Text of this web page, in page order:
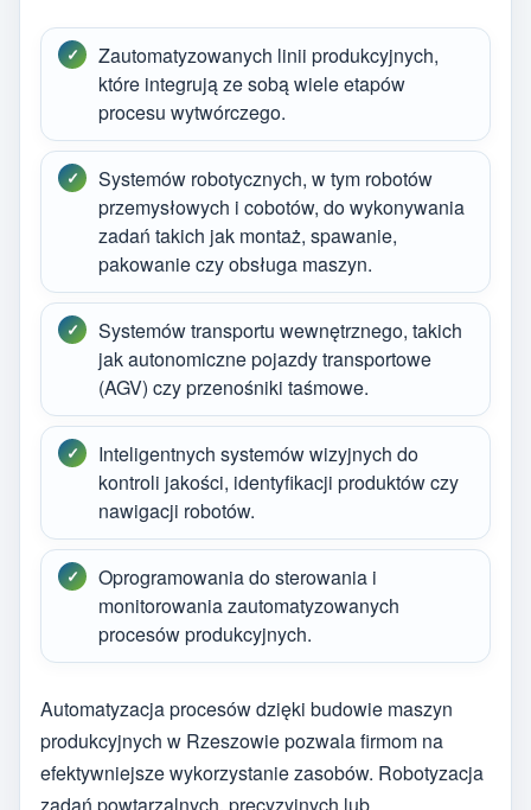
Zautomatyzowanych linii produkcyjnych,
które integrują ze sobą wiele etapów
procesu wytwórczego.
Systemów robotycznych, w tym robotów
przemysłowych i cobotów, do wykonywania
zadań takich jak montaż, spawanie,
pakowanie czy obsługa maszyn.
Systemów transportu wewnętrznego, takich
jak autonomiczne pojazdy transportowe
(AGV) czy przenośniki taśmowe.
Inteligentnych systemów wizyjnych do
kontroli jakości, identyfikacji produktów czy
nawigacji robotów.
Oprogramowania do sterowania i
monitorowania zautomatyzowanych
procesów produkcyjnych.
Automatyzacja procesów dzięki budowie maszyn
produkcyjnych w Rzeszowie pozwala firmom na
efektywniejsze wykorzystanie zasobów. Robotyzacja